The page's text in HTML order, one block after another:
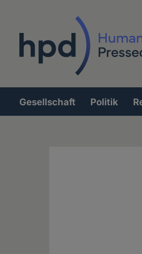
Hauptnavigation
Gesellschaft Politik